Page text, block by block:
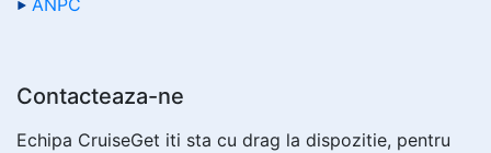
Contacteaza-ne
Echipa CruiseGet iti sta cu drag la dispozitie, pentru